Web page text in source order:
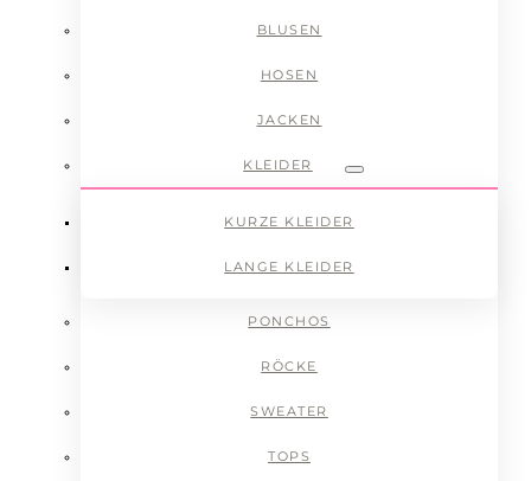
BLUSEN
HOSEN
JACKEN
KLEIDER
Submenu
KURZE KLEIDER
LANGE KLEIDER
PONCHOS
RÖCKE
SWEATER
TOPS